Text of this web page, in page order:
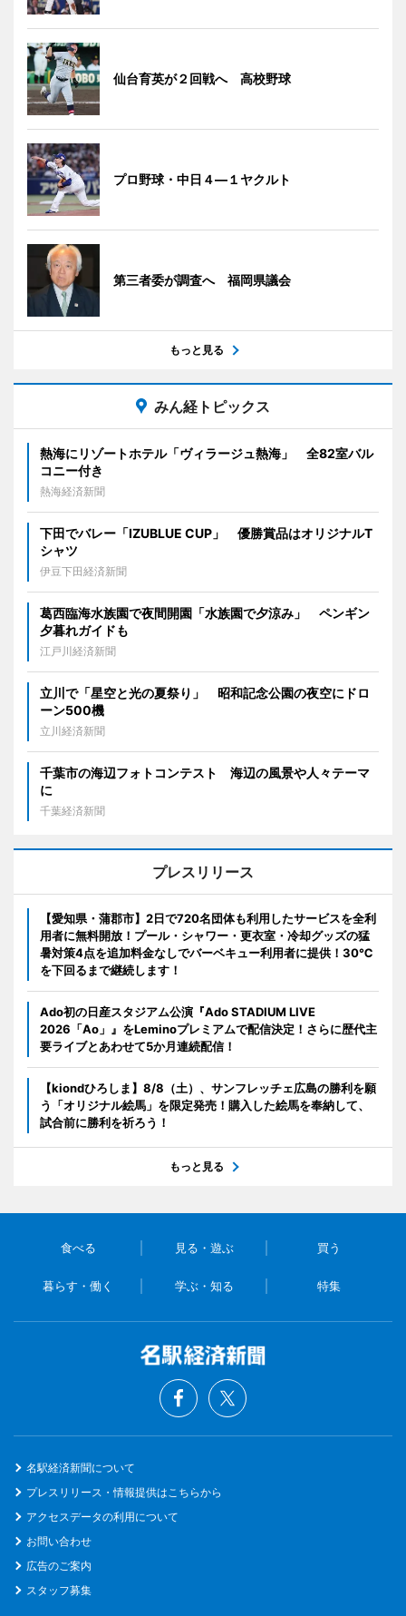
仙台育英が２回戦へ 高校野球
プロ野球・中日４―１ヤクルト
第三者委が調査へ 福岡県議会
もっと見る
みん経トピックス
熱海にリゾートホテル「ヴィラージュ熱海」 全82室バル
コニー付き
熱海経済新聞
下田でバレー「IZUBLUE CUP」 優勝賞品はオリジナルT
シャツ
伊豆下田経済新聞
葛西臨海水族園で夜間開園「水族園で夕涼み」 ペンギン
夕暮れガイドも
江戸川経済新聞
立川で「星空と光の夏祭り」 昭和記念公園の夜空にドロ
ーン500機
立川経済新聞
千葉市の海辺フォトコンテスト 海辺の風景や人々テーマ
に
千葉経済新聞
プレスリリース
【愛知県・蒲郡市】2日で720名団体も利用したサービスを全利
用者に無料開放！プール・シャワー・更衣室・冷却グッズの猛
暑対策4点を追加料金なしでバーベキュー利用者に提供！30℃
を下回るまで継続します！
Ado初の日産スタジアム公演『Ado STADIUM LIVE
2026「Ao」』をLeminoプレミアムで配信決定！さらに歴代主
要ライブとあわせて5か月連続配信！
【kiondひろしま】8/8（土）、サンフレッチェ広島の勝利を願
う「オリジナル絵馬」を限定発売！購入した絵馬を奉納して、
試合前に勝利を祈ろう！
もっと見る
食べる 見る・遊ぶ 買う
暮らす・働く 学ぶ・知る 特集
名駅経済新聞について
プレスリリース・情報提供はこちらから
アクセスデータの利用について
お問い合わせ
広告のご案内
スタッフ募集